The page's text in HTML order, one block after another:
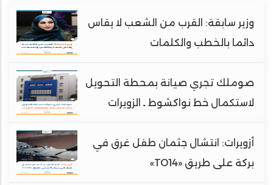
وزير سابقة: القرب من الشعب لا يقاس
دائما بالخطب والكلمات
صوملك تجري صيانة بمحطة التحويل
لاستكمال خط نواكشوط ـ الزويرات
أزويرات: انتشال جثمان طفل غرق في
بركة على طريق «TO14»